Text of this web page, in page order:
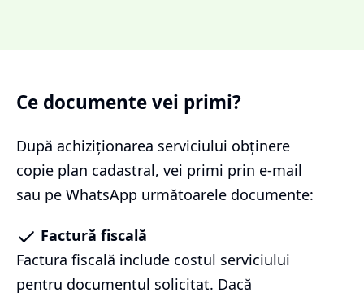
Ce documente vei primi?
După achiziționarea serviciului obținere
copie plan cadastral, vei primi prin e-mail
sau pe WhatsApp următoarele documente:
Factură fiscală
Factura fiscală include costul serviciului
pentru documentul solicitat. Dacă